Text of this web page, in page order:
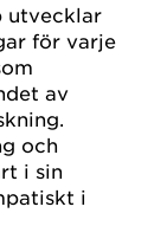
utvecklar
för varje
av
och
i sin
i